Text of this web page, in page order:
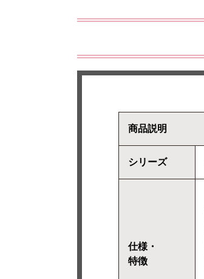
商品説明
シリーズ
仕様・
特徴